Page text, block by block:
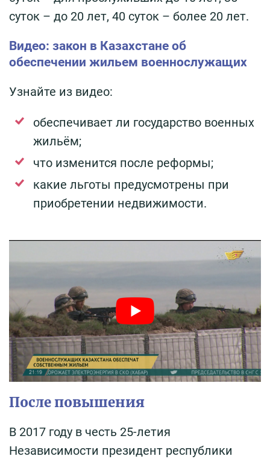
суток – до 20 лет, 40 суток – более 20 лет.
Видео: закон в Казахстане об
обеспечении жильем военнослужащих
Узнайте из видео:
обеспечивает ли государство военных
жильём;
что изменится после реформы;
какие льготы предусмотрены при
приобретении недвижимости.
После повышения
В 2017 году в честь 25-летия
Независимости президент республики